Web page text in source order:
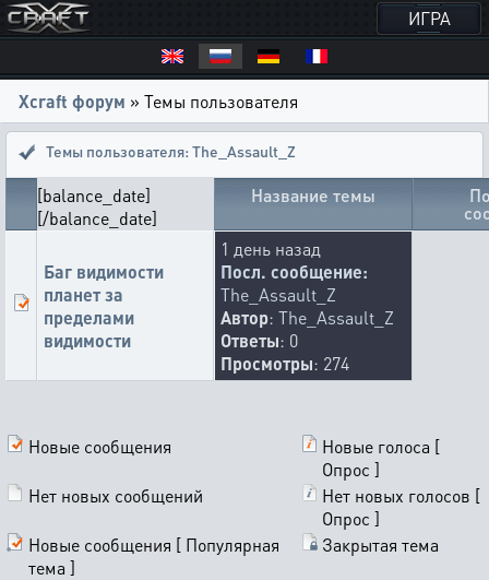
ИГРА
Xcraft форум » Темы пользователя
Темы пользователя: The_Assault_Z
[balance_date]
[/balance_date]
Название темы
Баг видимости
планет за
пределами
видимости
1 день назад
Посл. сообщение:
The_Assault_Z
Автор: The_Assault_Z
Ответы: 0
Просмотры: 274
Новые сообщения
Новые голоса [
Опрос ]
Нет новых сообщений
Нет новых голосов [
Опрос ]
Новые сообщения [ Популярная
тема ]
Закрытая тема